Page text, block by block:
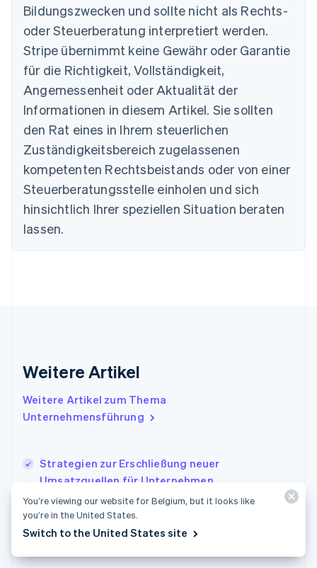
Bildungszwecken und sollte nicht als Rechts-
oder Steuerberatung interpretiert werden.
Stripe übernimmt keine Gewähr oder Garantie
für die Richtigkeit, Vollständigkeit,
Angemessenheit oder Aktualität der
Informationen in diesem Artikel. Sie sollten
den Rat eines in Ihrem steuerlichen
Zuständigkeitsbereich zugelassenen
kompetenten Rechtsbeistands oder von einer
Steuerberatungsstelle einholen und sich
hinsichtlich Ihrer speziellen Situation beraten
lassen.
Weitere Artikel
Weitere Artikel zum Thema
Unternehmensführung
Strategien zur Erschließung neuer
Umsatzquellen für Unternehmen
Vier Strategien für das Marketing in Zeiten
wirtschaftlicher Unsicherheit
Brasilien
PortuguêsEnglish
Bulgarien
English
Dänemark
English
Deutschland
DeutschEnglish
Estland
English
Festlandchina
简体中文English
Finnland
Frankreich
Français
Italiano English
日本語English
Kanada
EnglishItaliano
Lettland
Liechtenstein
DeutschEnglish
Litauen
Luxemburg
You’re viewing our website for Belgium, but it looks like
you’re in the United States.
Switch to the United States site